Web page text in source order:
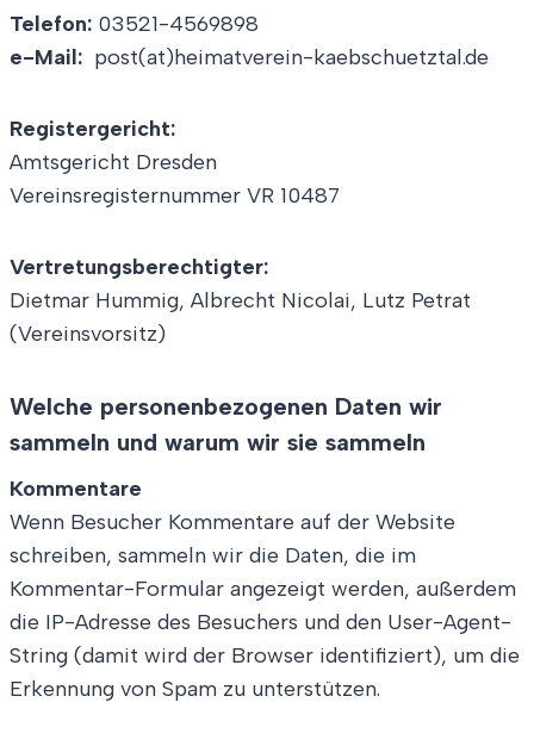
Telefon: 03521-4569898
e-Mail: post(at)heimatverein-kaebschuetztal.de
Registergericht:
Amtsgericht Dresden
Vereinsregisternummer VR 10487
Vertretungsberechtigter:
Dietmar Hummig, Albrecht Nicolai, Lutz Petrat
(Vereinsvorsitz)
Welche personenbezogenen Daten wir
sammeln und warum wir sie sammeln
Kommentare
Wenn Besucher Kommentare auf der Website
schreiben, sammeln wir die Daten, die im
Kommentar-Formular angezeigt werden, außerdem
die IP-Adresse des Besuchers und den User-Agent-
String (damit wird der Browser identifiziert), um die
Erkennung von Spam zu unterstützen.